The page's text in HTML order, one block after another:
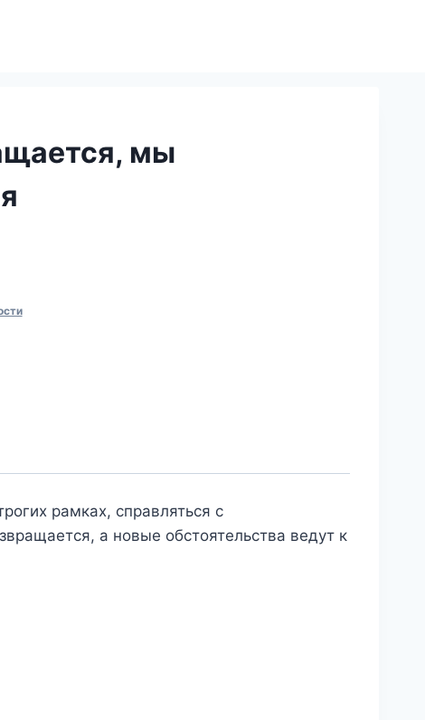
мы
рамках, справляться с
а новые обстоятельства ведут к